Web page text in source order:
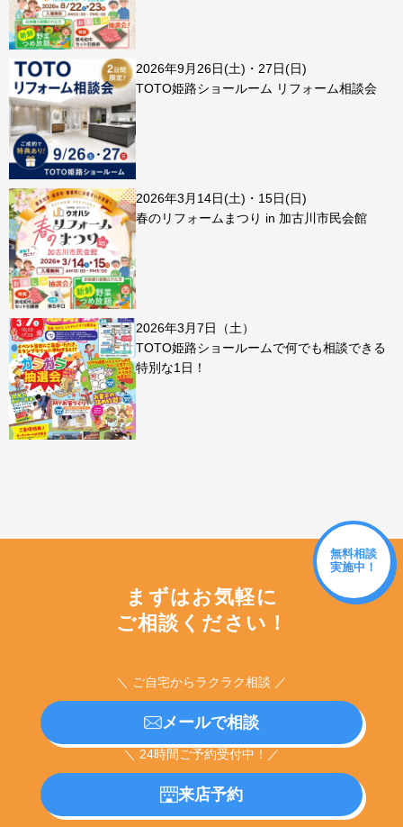
2026年9月26日(土)・27日(日)
TOTO姫路ショールーム リフォーム相談会
2026年3月14日(土)・15日(日)
春のリフォームまつり in 加古川市民会館
2026年3月7日（土）
TOTO姫路ショールームで何でも相談できる
特別な1日！
無料相談
実施中！
まずはお気軽に
ご相談ください！
＼ ご自宅からラクラク相談 ／
メールで相談
＼ 24時間ご予約受付中！／
来店予約